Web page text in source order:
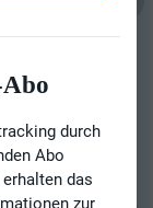
durch
Abo
erhalten das
zur